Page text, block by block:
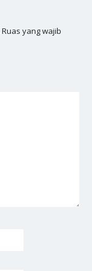
Ruas yang wajib